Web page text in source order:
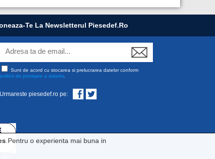
Te La Newsletterul Piesedef.ro
Sunt de acord cu stocarea si prelucrarea datelor conform
politicii de protejare a datelor.
Urmareste piesedef.ro pe:
.Pentru o experienta mai buna in